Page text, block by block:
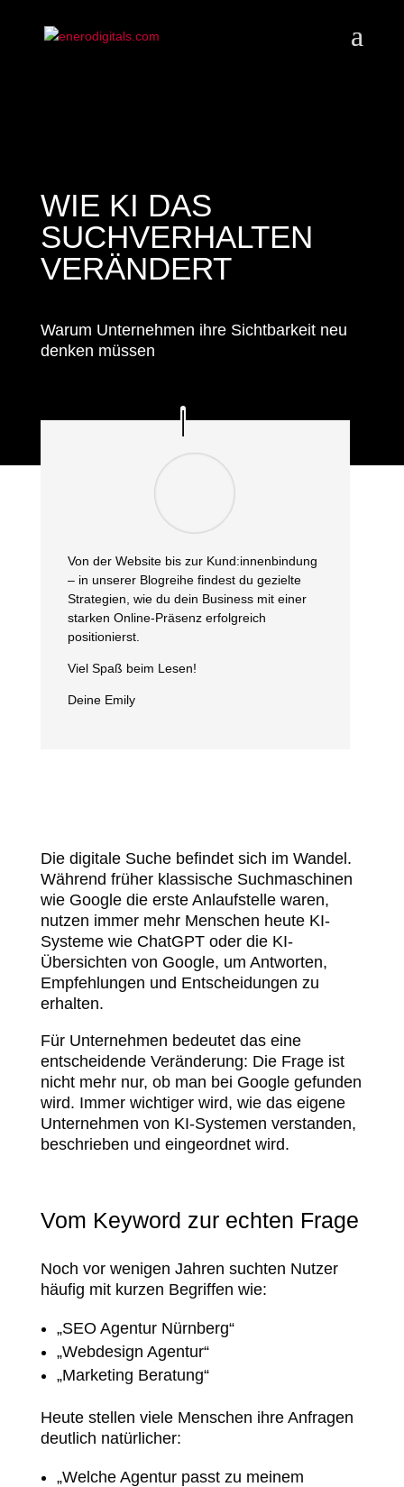
WIE KI DAS
SUCHVERHALTEN
VERÄNDERT
Warum Unternehmen ihre Sichtbarkeit neu
denken müssen
Von der Website bis zur Kund:innenbindung
– in unserer Blogreihe findest du gezielte
Strategien, wie du dein Business mit einer
starken Online-Präsenz erfolgreich
positionierst.
Viel Spaß beim Lesen!
Deine Emily
Die digitale Suche befindet sich im Wandel.
Während früher klassische Suchmaschinen
wie Google die erste Anlaufstelle waren,
nutzen immer mehr Menschen heute KI-
Systeme wie ChatGPT oder die KI-
Übersichten von Google, um Antworten,
Empfehlungen und Entscheidungen zu
erhalten.
Für Unternehmen bedeutet das eine
entscheidende Veränderung: Die Frage ist
nicht mehr nur, ob man bei Google gefunden
wird. Immer wichtiger wird, wie das eigene
Unternehmen von KI-Systemen verstanden,
beschrieben und eingeordnet wird.
Vom Keyword zur echten Frage
Noch vor wenigen Jahren suchten Nutzer
häufig mit kurzen Begriffen wie:
„SEO Agentur Nürnberg“
„Webdesign Agentur“
„Marketing Beratung“
Heute stellen viele Menschen ihre Anfragen
deutlich natürlicher:
„Welche Agentur passt zu meinem